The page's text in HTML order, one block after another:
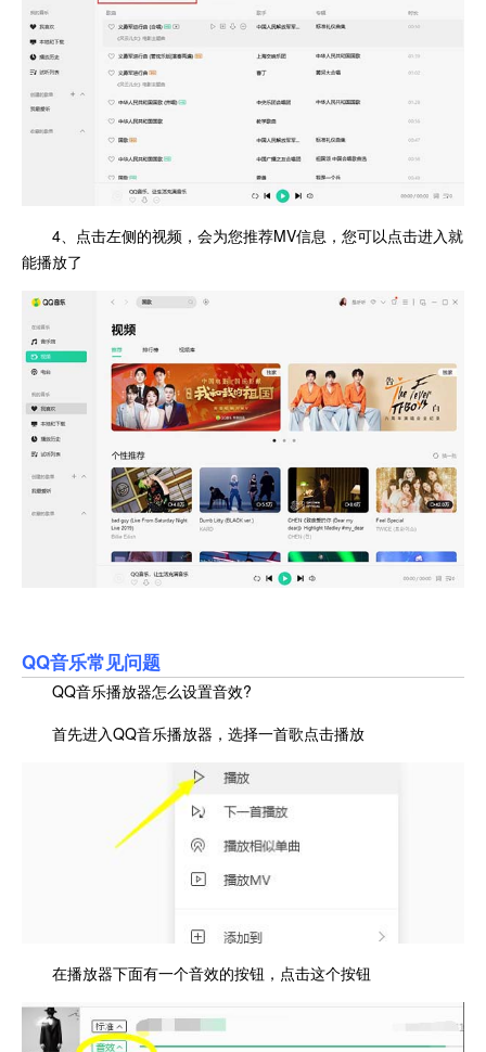
4、点击左侧的视频，会为您推荐MV信息，您可以点击进入就
能播放了
QQ音乐常见问题
QQ音乐播放器怎么设置音效?
首先进入QQ音乐播放器，选择一首歌点击播放
在播放器下面有一个音效的按钮，点击这个按钮